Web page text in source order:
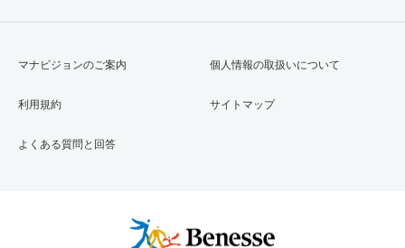
マナビジョンのご案内
利用規約
よくある質問と回答
個人情報の取扱いについて
サイトマップ